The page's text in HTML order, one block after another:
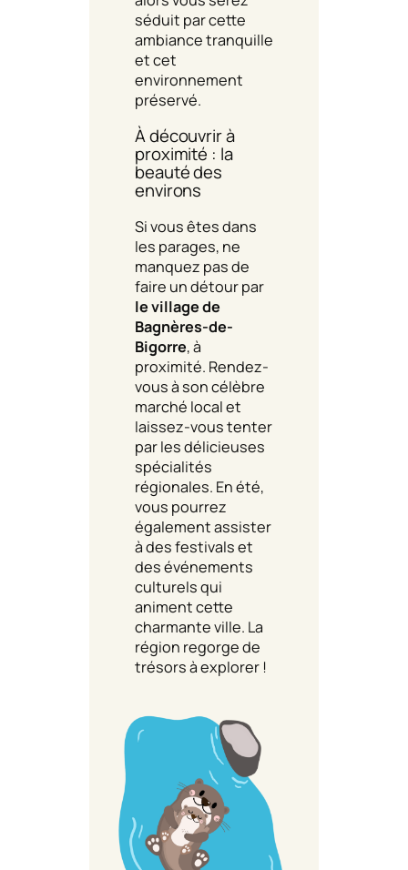
séduit par cette
ambiance tranquille
et cet
environnement
préservé.
À découvrir à
proximité : la
beauté des
environs
Si vous êtes dans
les parages, ne
manquez pas de
faire un détour par
le village de
Bagnères-de-
Bigorre, à
proximité. Rendez-
vous à son célèbre
marché local et
laissez-vous tenter
par les délicieuses
spécialités
régionales. En été,
vous pourrez
également assister
à des festivals et
des événements
culturels qui
animent cette
charmante ville. La
région regorge de
trésors à explorer !